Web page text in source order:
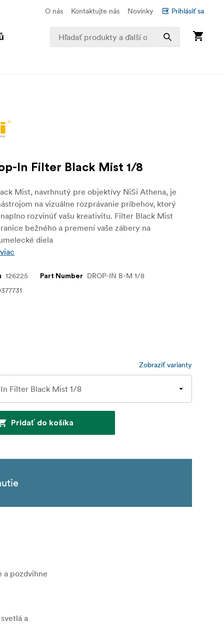
O nás Kontaktujte nás Novinky Prihlásiť sa
In Filter Black Mist 1/8
Mist, navrhnutý pre objektívy NiSi Athena, je
na vizuálne rozprávanie príbehov, ktorý
rozvinúť vašu kreativitu. Filter Black Mist
bežného a premení vaše zábery na
diela
126225 Part Number DROP-IN B-M 1/8
Zobraziť varianty
Pridať do košíka
a pozdvihne
a